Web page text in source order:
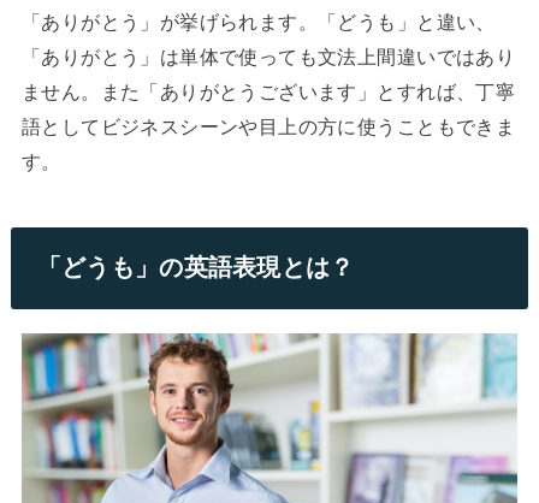
「ありがとう」が挙げられます。「どうも」と違い、
「ありがとう」は単体で使っても文法上間違いではあり
ません。また「ありがとうございます」とすれば、丁寧
語としてビジネスシーンや目上の方に使うこともできま
す。
「どうも」の英語表現とは？